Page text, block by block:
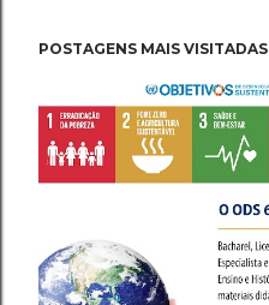
POSTAGENS MAIS VISITADAS